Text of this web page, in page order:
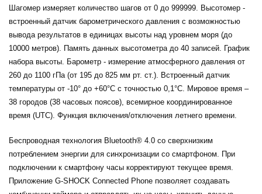
Шагомер измеряет количество шагов от 0 до 999999. Высотомер -
встроенный датчик барометрического давления с возможностью
вывода результатов в единицах высоты над уровнем моря (до
10000 метров). Память данных высотометра до 40 записей. График
набора высоты. Барометр - измерение атмосферного давления от
260 до 1100 гПа (от 195 до 825 мм рт. ст.). Встроенный датчик
температуры от -10° до +60°С с точностью 0,1°C. Мировое время –
38 городов (38 часовых поясов), всемирное координированное
время (UTC). Функция включения/отключения летнего времени.
Беспроводная технология Bluetooth® 4.0 со сверхнизким
потреблением энергии для синхронизации со смартфоном. При
подключении к смартфону часы корректируют текущее время.
Приложение G-SHOCK Connected Phone позволяет создавать